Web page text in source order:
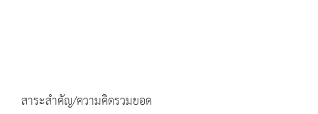
สาระสำคัญ/ความคิดรวมยอด